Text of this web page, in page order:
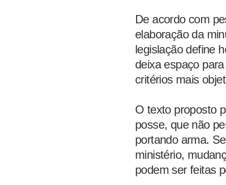
De acordo com
elaboração da
legislação define
deixa espaço
critérios mais
O texto proposto
posse, que não
portando arma.
ministério,
podem ser feitas